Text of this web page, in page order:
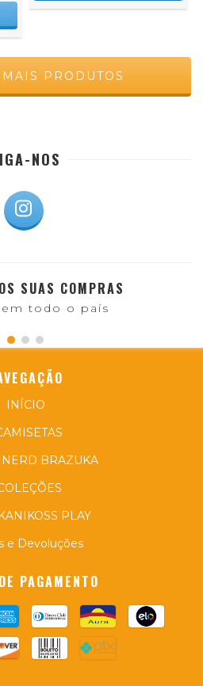
PRODUTOS
NOS
SUAS COMPRAS
todo o país
INÍCIO
BRAZUKA
PLAY
e Devoluções
PAGAMENTO